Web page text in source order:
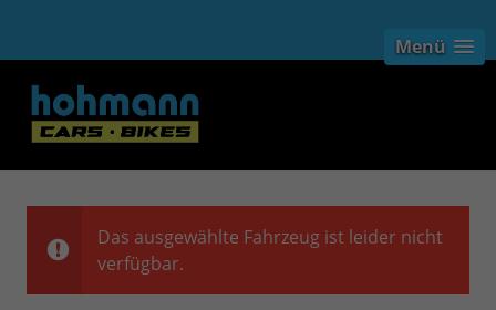
Menü
Das ausgewählte Fahrzeug ist leider nicht
verfügbar.